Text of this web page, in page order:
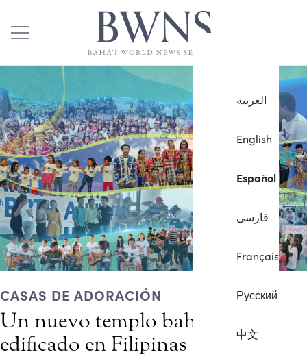
العربية
English
Español
فارسی
Français
Русский
中文
CASAS DE ADORACIÓN
Un nuevo templo bahá’í será
edificado en Filipinas